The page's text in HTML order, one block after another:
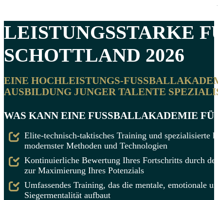
LEISTUNGSSTARKE
SCHOTTLAND 2026
EINE HOCHLEISTUNGS-
USBILDUNG JUNGER TALENTE
WAS KANN EINE FUSSBALLAKADEMIE
Elite-technisch-taktisches Training und spezialisierte
modernster Methoden und Technologien
Kontinuierliche Bewertung Ihres Fortschritts durch
zur Maximierung Ihres Potenzials
Umfassendes Training, das die mentale, emotionale
Siegermentalität aufbaut